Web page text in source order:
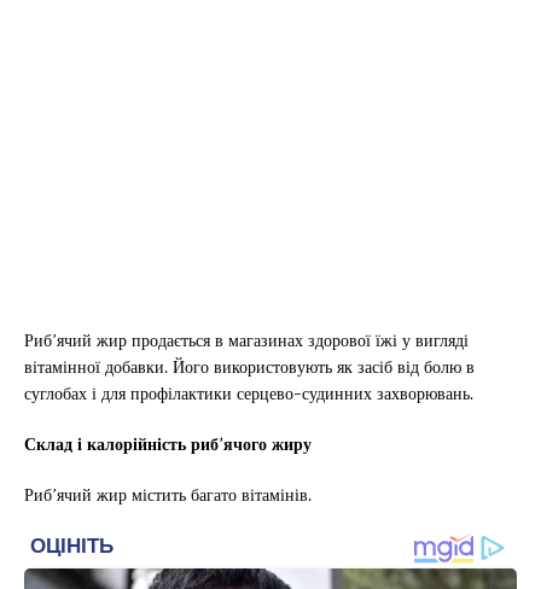
Риб’ячий жир продається в магазинах здорової їжі у вигляді
вітамінної добавки. Його використовують як засіб від болю в
суглобах і для профілактики серцево-судинних захворювань.
Склад і калорійність риб’ячого жиру
Риб’ячий жир містить багато вітамінів.